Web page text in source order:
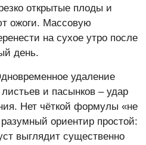
открытые плоды и
ожоги. Массовую
на сухое утро после
день.
удаление
и пасынков – удар
Нет чёткой формулы «не
ориентир простой:
выглядит существенно